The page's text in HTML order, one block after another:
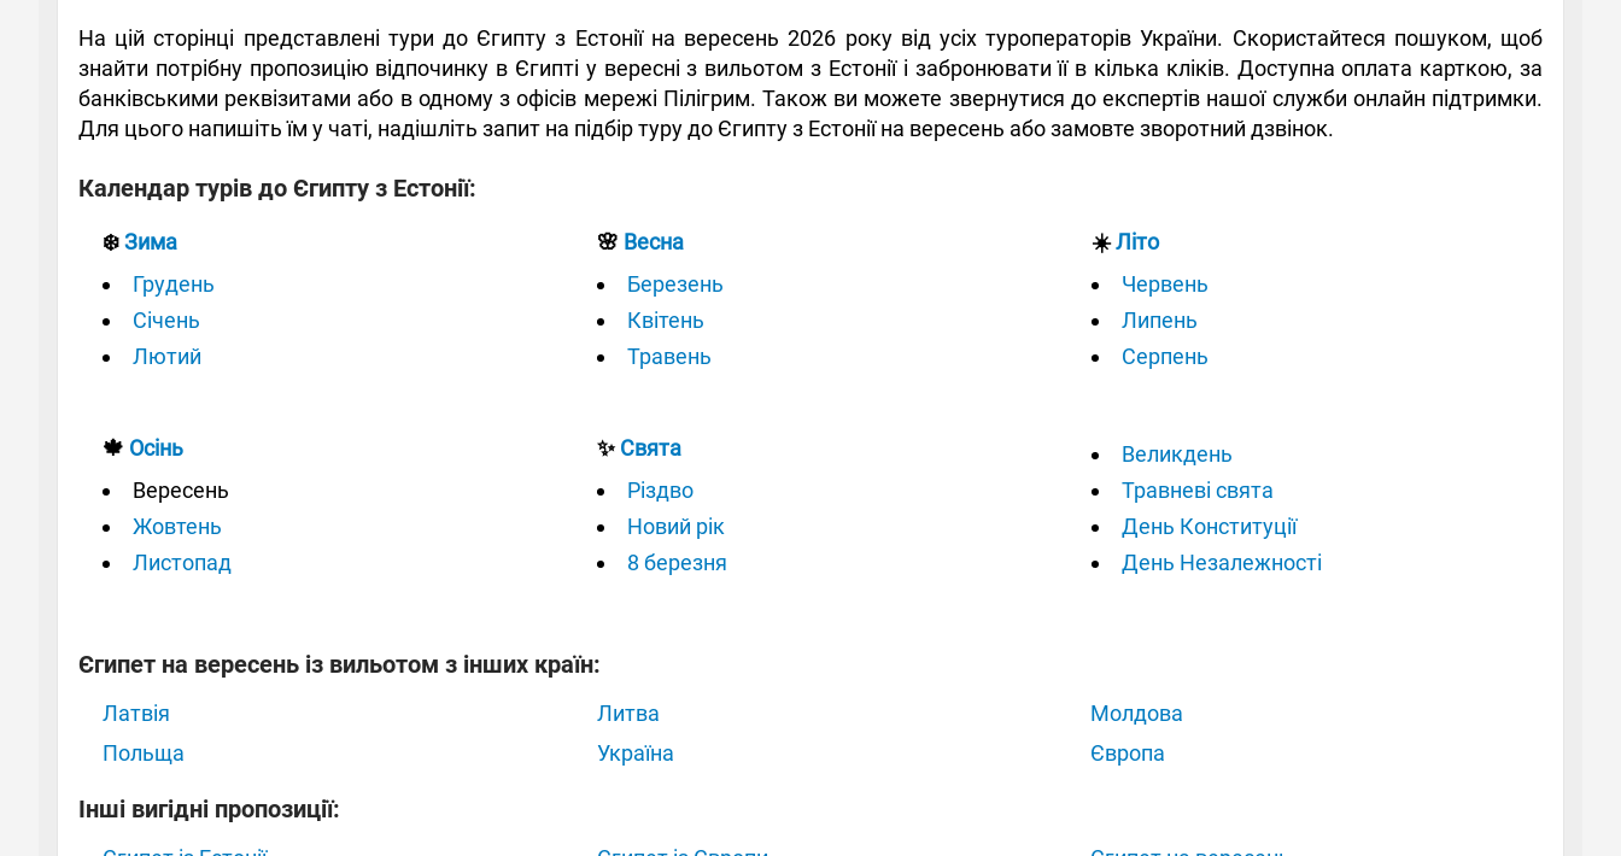
На цій сторінці представлені тури до Єгипту з Естонії на вересень 2026 року від усіх туроператорів України. Скористайтеся пошуком, щоб
знайти потрібну пропозицію відпочинку в Єгипті у вересні з вильотом з Естонії і забронювати її в кілька кліків. Доступна оплата карткою, за
банківськими реквізитами або в одному з офісів мережі Пілігрим. Також ви можете звернутися до експертів нашої служби онлайн підтримки.
Для цього напишіть їм у чаті, надішліть запит на підбір туру до Єгипту з Естонії на вересень або замовте зворотний дзвінок.
Календар турів до Єгипту з Естонії:
❄️Зима
Грудень
Січень
Лютий
🌸 Весна
Березень
Квітень
Травень
☀️Літо
Червень
Липень
Серпень
🍁 Осінь
Вересень
Жовтень
Листопад
✨Свята
Різдво
Новий рік
8 березня
Великдень
Травневі свята
День Конституції
День Незалежності
Єгипет на вересень із вильотом з інших країн:
Латвія Литва
Молдова
Польща
Україна Європа
Інші вигідні пропозиції: